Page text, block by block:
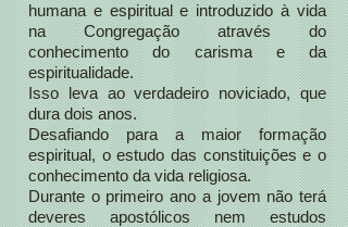
humana e espiritual e introduzido à vida
na Congregação através do
conhecimento do carisma e da
espiritualidade.
Isso leva ao verdadeiro noviciado, que
dura dois anos.
Desafiando para a maior formação
espiritual, o estudo das constituições e o
conhecimento da vida religiosa.
Durante o primeiro ano a jovem não terá
deveres apostólicos nem estudos